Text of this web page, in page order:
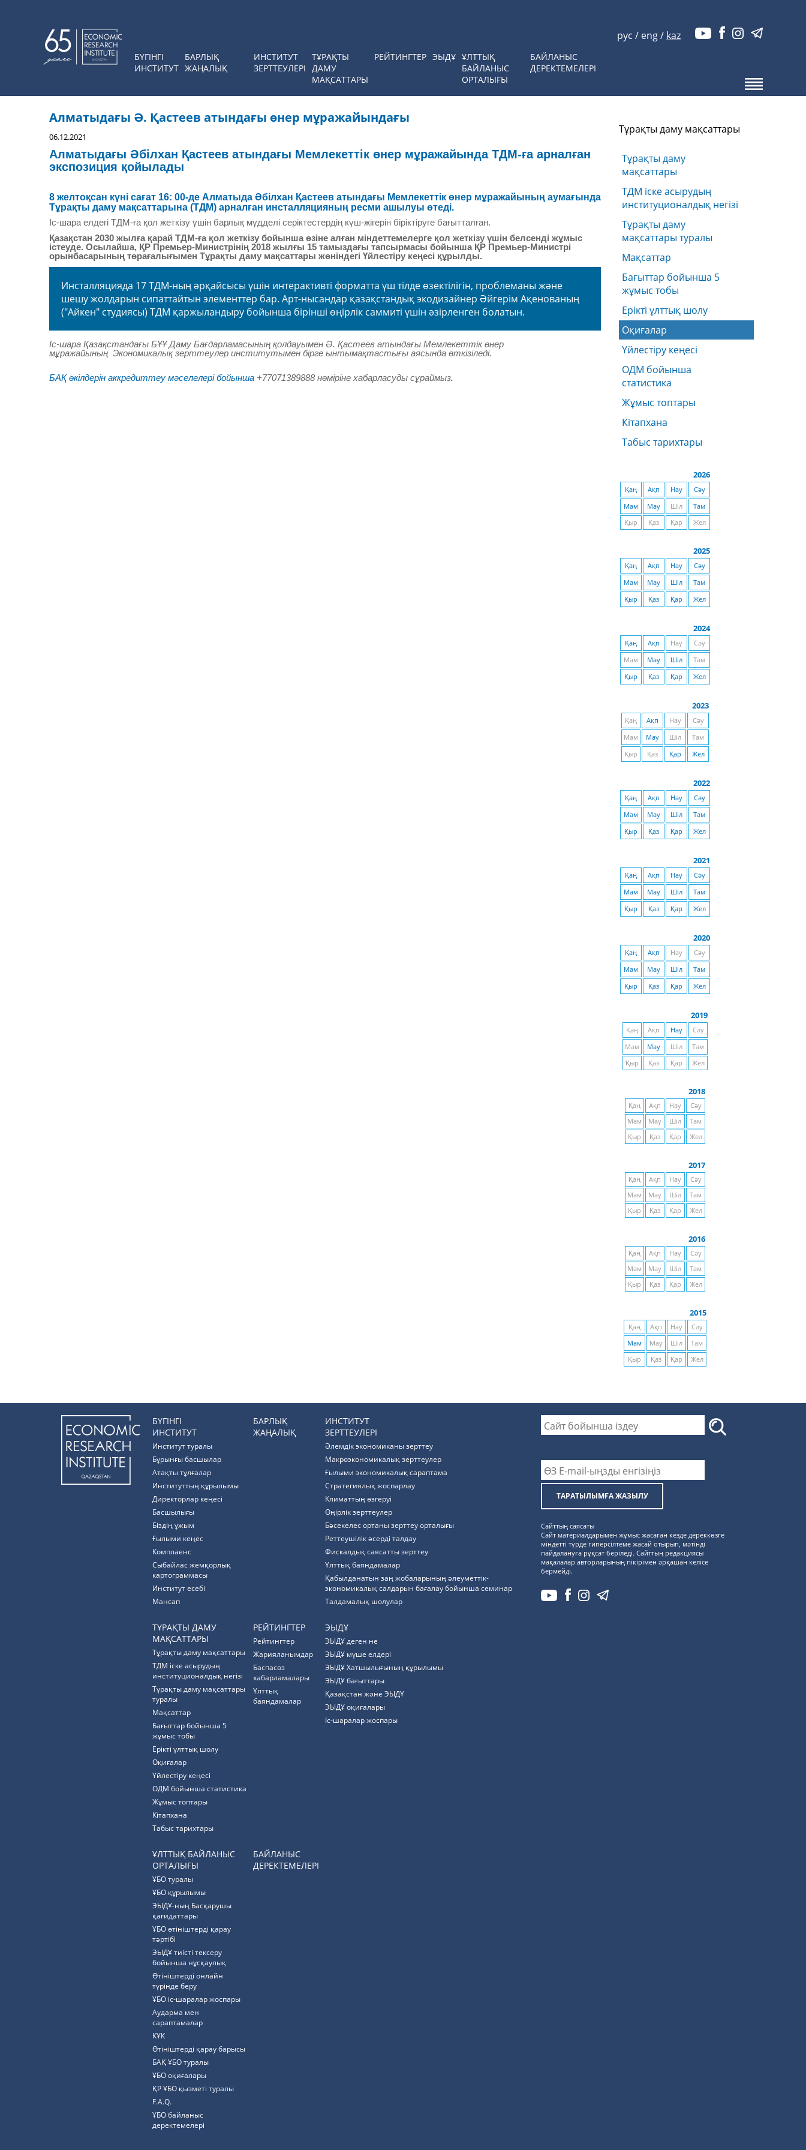
БҮГІНГІ
ИНСТИТУТ
БАРЛЫҚ
ЖАҢАЛЫҚ
ИНСТИТУТ
ЗЕРТТЕУЛЕРІ
ТҰРАҚТЫ
ДАМУ
МАҚСАТТАРЫ
РЕЙТИНГТЕР ЭЫДҰ ҰЛТТЫҚ
БАЙЛАНЫС
ОРТАЛЫҒЫ
БАЙЛАНЫС
ДЕРЕКТЕМЕЛЕРІ
рус / eng/ kaz
Алматыдағы Ә. Қастеев атындағы өнер мұражайындағы
06.12.2021
Алматыдағы Әбілхан Қастеев атындағы Мемлекеттік өнер мұражайында ТДМ-ға арналған
экспозиция қойылады
8 желтоқсан күні сағат 16: 00-де Алматыда Әбілхан Қастеев атындағы Мемлекеттік өнер мұражайының аумағында
Тұрақты даму мақсаттарына (ТДМ) арналған инсталляцияның ресми ашылуы өтеді.
Іс-шара елдегі ТДМ-ға қол жеткізу үшін барлық мүдделі серіктестердің күш-жігерін біріктіруге бағытталған.
Қазақстан 2030 жылға қарай ТДМ-ға қол жеткізу бойынша өзіне алған міндеттемелерге қол жеткізу үшін белсенді жұмыс
істеуде. Осылайша, ҚР Премьер-Министрінің 2018 жылғы 15 тамыздағы тапсырмасы бойынша ҚР Премьер-Министрі
орынбасарының төрағалығымен Тұрақты даму мақсаттары жөніндегі Үйлестіру кеңесі құрылды.
Инсталляцияда 17 ТДМ-ның әрқайсысы үшін интерактивті форматта үш тілде өзектілігін, проблеманы және
шешу жолдарын сипаттайтын элементтер бар. Арт-нысандар қазақстандық экодизайнер Әйгерім Ақенованың
("Айкен" студиясы) ТДМ қаржыландыру бойынша бірінші өңірлік саммиті үшін әзірленген болатын.
Іс-шара Қазақстандағы БҰҰ Даму Бағдарламасының қолдауымен Ә. Қастеев атындағы Мемлекеттік өнер
мұражайының Экономикалық зерттеулер институтымен бірге ынтымақтастығы аясында өткізіледі.
БАҚ өкілдерін аккредиттеу мәселелері бойынша +77071389888 нөміріне хабарласуды сұраймыз.
Тұрақты даму мақсаттары
Тұрақты даму
мақсаттары
ТДМ іске асырудың
институционалдық негізі
Тұрақты даму
мақсаттары туралы
Мақсаттар
Бағыттар бойынша 5
жұмыс тобы
Ерікті ұлттық шолу
Оқиғалар
Үйлестіру кеңесі
ОДМ бойынша
статистика
Жұмыс топтары
Кітапхана
Табыс тарихтары
2026
Қаң Ақп Нау
Сәу
Мам
Мау Шіл
Там
Қыр
Қаз Қар Жел
2025
Қаң Ақп Нау
Сәу
Мам
Мау Шіл
Там
Қыр
Қаз Қар Жел
2024
Қаң Ақп Нау
Сәу
Мам
Мау Шіл
Там
Қыр
Қаз Қар Жел
2023
Қаң Ақп Нау
Сәу
Мам
Мау Шіл
Там
Қыр
Қаз Қар Жел
2022
Қаң Ақп Нау
Сәу
Мам
Мау Шіл
Там
Қыр
Қаз Қар Жел
2021
Қаң Ақп Нау
Сәу
Мам
Мау Шіл
Там
Қыр
Қаз Қар Жел
2020
Қаң Ақп Нау
Сәу
Мам
Мау Шіл
Там
Қыр
Қаз Қар Жел
2019
Қаң Ақп Нау
Сәу
Мам
Мау Шіл
Там
Қыр
Қаз Қар Жел
2018
Қаң Ақп Нау
Сәу
Мам
Мау Шіл
Там
Қыр
Қаз Қар Жел
2017
Қаң Ақп Нау
Сәу
Мам
Мау Шіл
Там
Қыр
Қаз Қар Жел
2016
Қаң Ақп Нау
Сәу
Мам
Мау Шіл
Там
Қыр
Қаз Қар Жел
2015
Қаң Ақп Нау
Сәу
Мам
Мау Шіл
Там
Қыр
Қаз Қар Жел
БҮГІНГІ
ИНСТИТУТ
Институт туралы
Бұрынғы басшылар
Атақты тұлғалар
Институттың құрылымы
Директорлар кеңесі
Басшылығы
Біздің ұжым
Ғылыми кеңес
Комплаенс
Cыбайлас жемқорлық
картограммасы
Институт есебі
Мансап
БАРЛЫҚ
ЖАҢАЛЫҚ
ИНСТИТУТ
ЗЕРТТЕУЛЕРІ
Әлемдік экономиканы зерттеу
Макроэкономикалық зерттеулер
Ғылыми экономикалық сараптама
Стратегиялық жоспарлау
Климаттың өзгеруі
Өңірлік зерттеулер
Бәсекелес ортаны зерттеу орталығы
Реттеушілік әсерді талдау
Фискалдық саясатты зерттеу
Ұлттық баяндамалар
Қабылданатын заң жобаларының әлеуметтік-
экономикалық салдарын бағалау бойынша семинар
Талдамалық шолулар
ТҰРАҚТЫ ДАМУ
МАҚСАТТАРЫ
Тұрақты даму мақсаттары
ТДМ іске асырудың
институционалдық негізі
Тұрақты даму мақсаттары
туралы
Мақсаттар
Бағыттар бойынша 5
жұмыс тобы
Ерікті ұлттық шолу
Оқиғалар
Үйлестіру кеңесі
ОДМ бойынша статистика
Жұмыс топтары
Кітапхана
Табыс тарихтары
РЕЙТИНГТЕР
Рейтингтер
Жарияланымдар
Баспасөз
хабарламалары
Ұлттық
баяндамалар
ЭЫДҰ
ЭЫДҰ деген не
ЭЫДҰ мүше елдері
ЭЫДҰ Хатшылығының құрылымы
ЭЫДҰ бағыттары
Қазақстан және ЭЫДҰ
ЭЫДҰ оқиғалары
Іс-шаралар жоспары
ҰЛТТЫҚ БАЙЛАНЫС
ОРТАЛЫҒЫ
ҰБО туралы
ҰБО құрылымы
ЭЫДҰ-ның Басқарушы
қағидаттары
ҰБО өтініштерді қарау
тәртібі
ЭЫДҰ тиісті тексеру
бойынша нұсқаулық
Өтініштерді онлайн
түрінде беру
ҰБО іс-шаралар жоспары
Аударма мен
сараптамалар
КҰК
Өтініштерді қарау барысы
БАҚ ҰБО туралы
ҰБО оқиғалары
ҚР ҰБО қызметі туралы
F.A.Q.
ҰБО байланыс
деректемелерi
БАЙЛАНЫС
ДЕРЕКТЕМЕЛЕРІ
ТАРАТЫЛЫМҒА ЖАЗЫЛУ
Сайттың саясаты
Сайт материалдарымен жұмыс жасаған кезде дереккөзге
міндетті түрде гиперсілтеме жасай отырып, мәтінді
пайдалануға рұқсат беріледі. Сайттың редакциясы
мақалалар авторларының пікірімен әрқашан келісе
бермейді.